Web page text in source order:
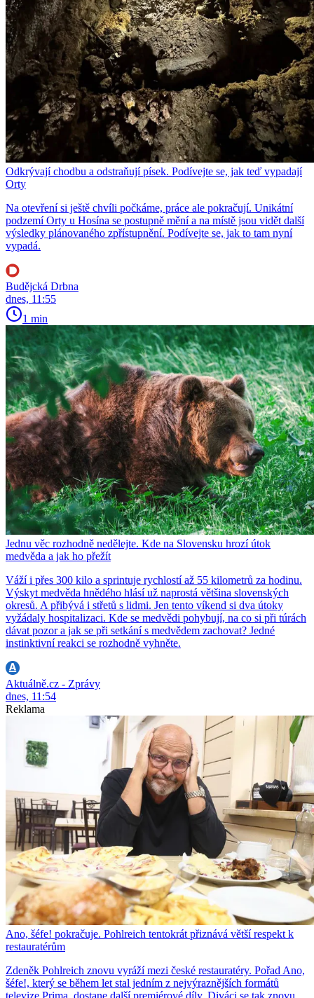
Odkrývají chodbu a odstraňují písek. Podívejte se, jak teď vypadají
Orty
Na otevření si ještě chvíli počkáme, práce ale pokračují. Unikátní
podzemí Orty u Hosína se postupně mění a na místě jsou vidět další
výsledky plánovaného zpřístupnění. Podívejte se, jak to tam nyní
vypadá.
Budějcká Drbna
dnes, 11:55
1 min
Jednu věc rozhodně nedělejte. Kde na Slovensku hrozí útok
medvěda a jak ho přežít
Váží i přes 300 kilo a sprintuje rychlostí až 55 kilometrů za hodinu.
Výskyt medvěda hnědého hlásí už naprostá většina slovenských
okresů. A přibývá i střetů s lidmi. Jen tento víkend si dva útoky
vyžádaly hospitalizaci. Kde se medvědi pohybují, na co si při túrách
dávat pozor a jak se při setkání s medvědem zachovat? Jedné
instinktivní reakci se rozhodně vyhněte.
Aktuálně.cz - Zprávy
dnes, 11:54
Reklama
Ano, šéfe! pokračuje. Pohlreich tentokrát přiznává větší respekt k
restauratérům
Zdeněk Pohlreich znovu vyráží mezi české restauratéry. Pořad Ano,
šéfe!, který se během let stal jedním z nejvýraznějších formátů
televize Prima, dostane další premiérové díly. Diváci se tak znovu